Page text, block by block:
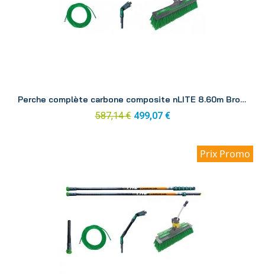
Perche complète carbone composite nLITE 8.60m Brosse CC85H
587,14 € 499,07 €
Prix Promo